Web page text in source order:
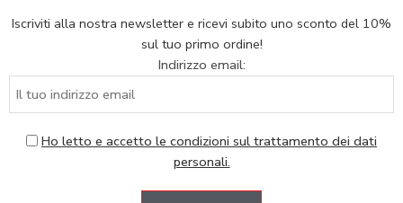
Iscriviti alla nostra newsletter e ricevi subito uno sconto del 10%
sul tuo primo ordine!
Indirizzo email:
Ho letto e accetto le condizioni sul trattamento dei dati
personali.